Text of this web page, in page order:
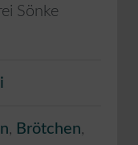
Sönke
, Brötchen,